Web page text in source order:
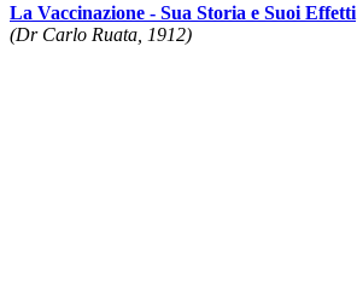
La Vaccinazione - Sua Storia e Suoi Effetti
(Dr Carlo Ruata, 1912)